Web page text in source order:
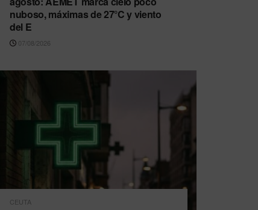
nuboso, máximas de 27°C y viento
del E
07/08/2026
CEUTA